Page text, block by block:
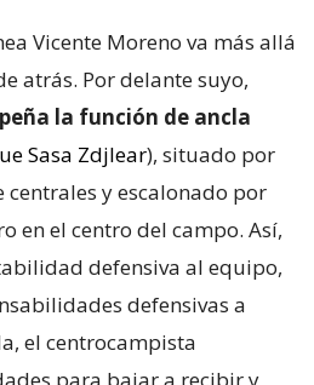
Vicente Moreno va más allá
atrás. Por delante suyo,
la función de ancla
Sasa Zdjlear), situado por
y escalonado por
en el centro del campo. Así,
defensiva al equipo,
defensivas a
el centrocampista